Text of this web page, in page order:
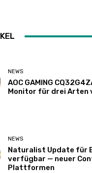
NEWS
AOC GAMING
Monitor für drei Arten
NEWS
Naturalist Update für
verfügbar — neuer
Plattformen